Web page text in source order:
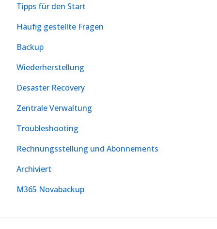
Tipps für den Start
Häufig gestellte Fragen
Backup
Wiederherstellung
Desaster Recovery
Zentrale Verwaltung
Troubleshooting
Rechnungsstellung und Abonnements
Archiviert
M365 Novabackup